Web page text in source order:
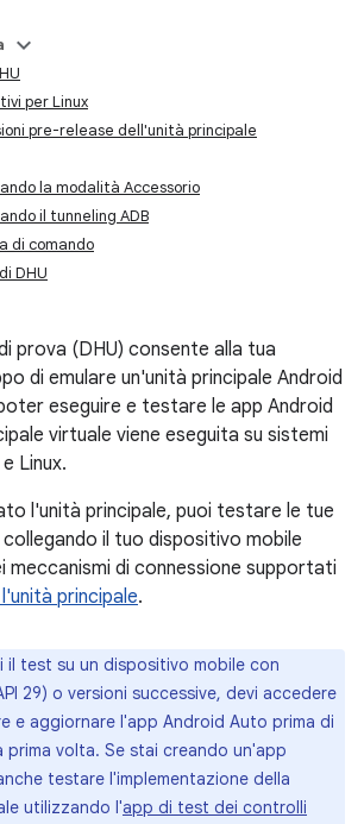
per Linux
pre-release dell'unità principale
la modalità Accessorio
il tunneling ADB
di comando
DHU
prova (DHU) consente alla tua
di emulare un'unità principale Android
eseguire e testare le app Android
virtuale viene eseguita su sistemi
Linux.
l'unità principale, puoi testare le tue
il tuo dispositivo mobile
meccanismi di connessione supportati
principale.
il test su un dispositivo mobile con
29) o versioni successive, devi accedere
e aggiornare l'app Android Auto prima di
prima volta. Se stai creando un'app
testare l'implementazione della
utilizzando l'app di test dei controlli